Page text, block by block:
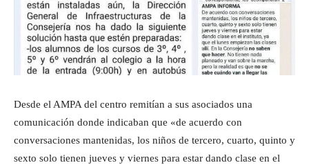
Desde el AMPA del centro remitían a sus asociados una
comunicación donde indicaban que «de acuerdo con
conversaciones mantenidas, los niños de tercero, cuarto, quinto y
sexto solo tienen jueves y viernes para estar dando clase en el